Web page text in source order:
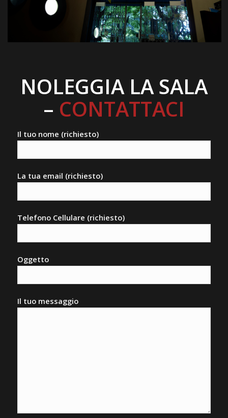
NOLEGGIA LA SALA
– CONTATTACI
Il tuo nome (richiesto)
La tua email (richiesto)
Telefono Cellulare (richiesto)
Oggetto
Il tuo messaggio